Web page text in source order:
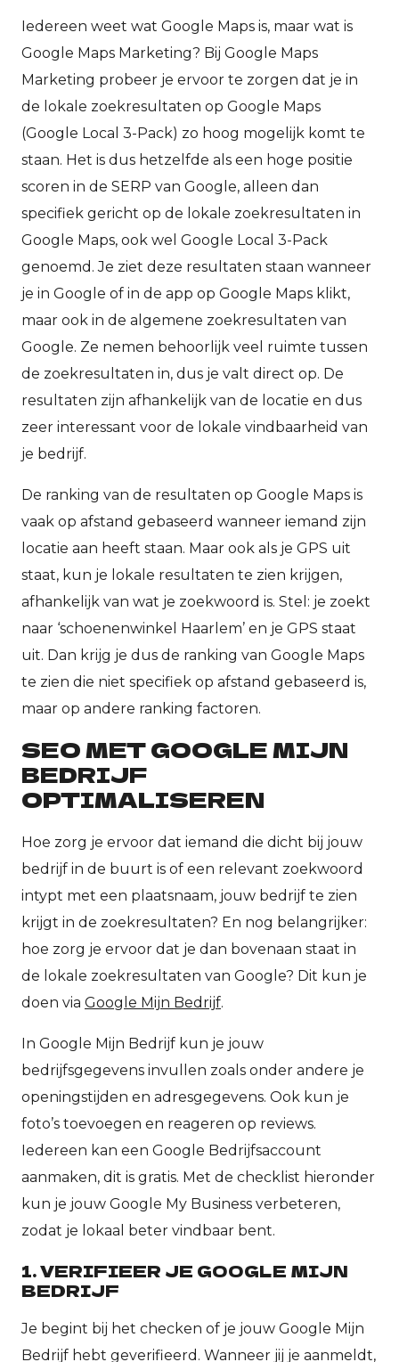
Iedereen weet wat Google Maps is, maar wat is
Google Maps Marketing? Bij Google Maps
Marketing probeer je ervoor te zorgen dat je in
de lokale zoekresultaten op Google Maps
(Google Local 3-Pack) zo hoog mogelijk komt te
staan. Het is dus hetzelfde als een hoge positie
scoren in de SERP van Google, alleen dan
specifiek gericht op de lokale zoekresultaten in
Google Maps, ook wel Google Local 3-Pack
genoemd. Je ziet deze resultaten staan wanneer
je in Google of in de app op Google Maps klikt,
maar ook in de algemene zoekresultaten van
Google. Ze nemen behoorlijk veel ruimte tussen
de zoekresultaten in, dus je valt direct op. De
resultaten zijn afhankelijk van de locatie en dus
zeer interessant voor de lokale vindbaarheid van
je bedrijf.
De ranking van de resultaten op Google Maps is
vaak op afstand gebaseerd wanneer iemand zijn
locatie aan heeft staan. Maar ook als je GPS uit
staat, kun je lokale resultaten te zien krijgen,
afhankelijk van wat je zoekwoord is. Stel: je zoekt
naar ‘schoenenwinkel Haarlem’ en je GPS staat
uit. Dan krijg je dus de ranking van Google Maps
te zien die niet specifiek op afstand gebaseerd is,
maar op andere ranking factoren.
SEO MET GOOGLE MIJN
BEDRIJF
OPTIMALISEREN
Hoe zorg je ervoor dat iemand die dicht bij jouw
bedrijf in de buurt is of een relevant zoekwoord
intypt met een plaatsnaam, jouw bedrijf te zien
krijgt in de zoekresultaten? En nog belangrijker:
hoe zorg je ervoor dat je dan bovenaan staat in
de lokale zoekresultaten van Google? Dit kun je
doen via Google Mijn Bedrijf.
In Google Mijn Bedrijf kun je jouw
bedrijfsgegevens invullen zoals onder andere je
openingstijden en adresgegevens. Ook kun je
foto’s toevoegen en reageren op reviews.
Iedereen kan een Google Bedrijfsaccount
aanmaken, dit is gratis. Met de checklist hieronder
kun je jouw Google My Business verbeteren,
zodat je lokaal beter vindbaar bent.
1. VERIFIEER JE GOOGLE MIJN
BEDRIJF
Je begint bij het checken of je jouw Google Mijn
Bedrijf hebt geverifieerd. Wanneer jij je aanmeldt,